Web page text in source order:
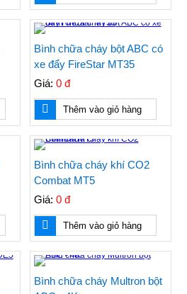
Bình chữa cháy bột ABC có
xe đẩy FireStar MT35
Giá: 0 đ
Thêm vào giỏ hàng
Bình chữa cháy khí CO2
Combat MT5
Giá: 0 đ
Thêm vào giỏ hàng
Bình chữa cháy Multron bột